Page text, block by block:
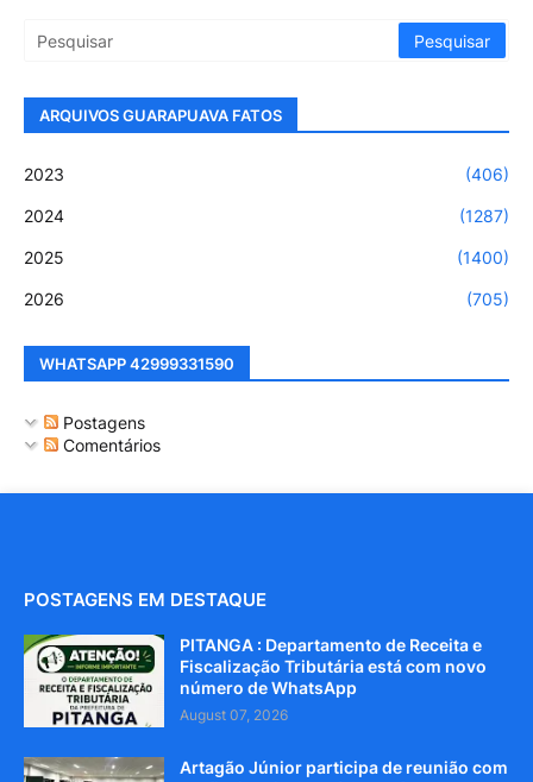
ARQUIVOS GUARAPUAVA FATOS
2023 (406)
2024 (1287)
2025 (1400)
2026 (705)
WHATSAPP 42999331590
Postagens
Comentários
POSTAGENS EM DESTAQUE
PITANGA : Departamento de Receita e
Fiscalização Tributária está com novo
número de WhatsApp
August 07, 2026
Artagão Júnior participa de reunião com